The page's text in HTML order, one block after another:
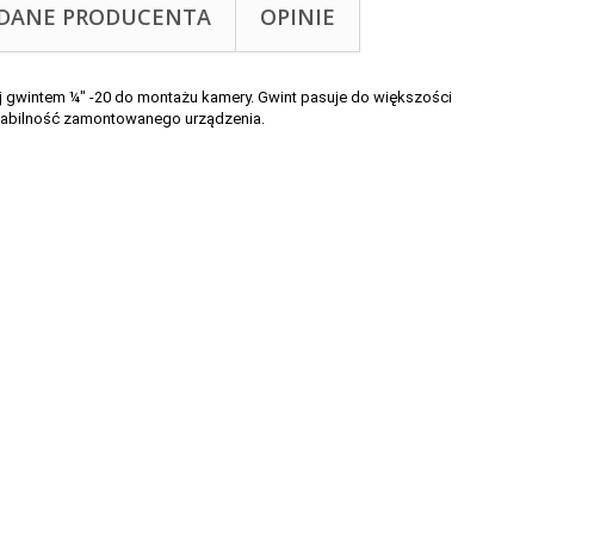
PRODUCENTA OPINIE
gwintem ¼" -20 do montażu kamery. Gwint pasuje do większości
zamontowanego urządzenia.